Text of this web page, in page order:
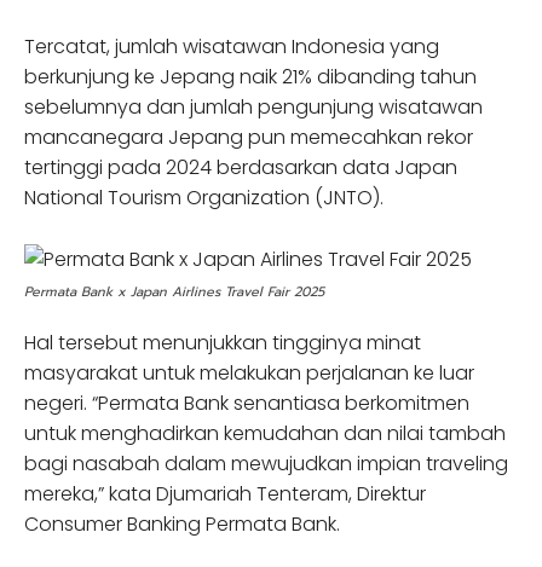
Tercatat, jumlah wisatawan Indonesia yang
berkunjung ke Jepang naik 21% dibanding tahun
sebelumnya dan jumlah pengunjung wisatawan
mancanegara Jepang pun memecahkan rekor
tertinggi pada 2024 berdasarkan data Japan
National Tourism Organization (JNTO).
Permata Bank x Japan Airlines Travel Fair 2025
Hal tersebut menunjukkan tingginya minat
masyarakat untuk melakukan perjalanan ke luar
negeri. “Permata Bank senantiasa berkomitmen
untuk menghadirkan kemudahan dan nilai tambah
bagi nasabah dalam mewujudkan impian traveling
mereka,” kata Djumariah Tenteram, Direktur
Consumer Banking Permata Bank.